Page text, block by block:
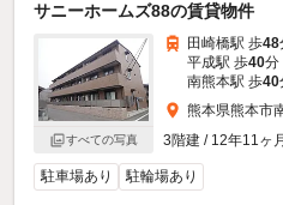
サニーホームズ88の賃貸物件
すべての写真
田崎橋駅 歩48
平成駅 歩40分
南熊本駅 歩40
熊本県熊本市
3階建 / 12年11ヶ
駐車場あり 駐輪場あり